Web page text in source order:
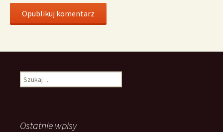
Szukaj:
Ostatnie wpisy